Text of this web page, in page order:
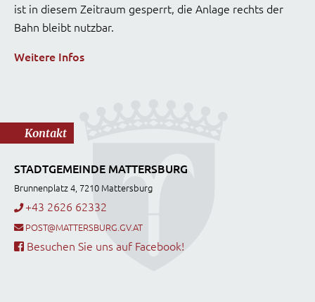
ist in diesem Zeitraum gesperrt, die Anlage rechts der
Bahn bleibt nutzbar.
Weitere Infos
Kontakt
STADTGEMEINDE MATTERSBURG
Brunnenplatz 4, 7210 Mattersburg
+43 2626 62332
POST@MATTERSBURG.GV.AT
Besuchen Sie uns auf Facebook!